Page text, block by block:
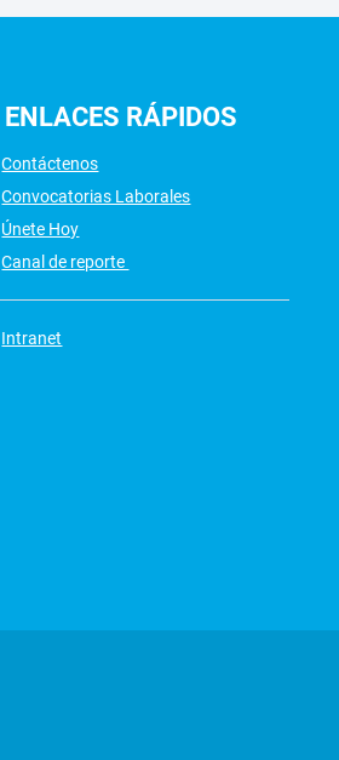
ENLACES RÁPIDOS
Contáctenos
Convocatorias Laborales
Únete Hoy
Canal de reporte
Intranet